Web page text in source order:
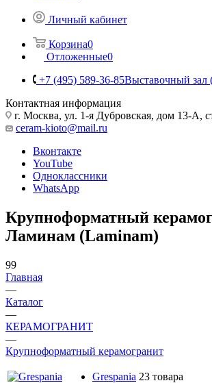
Личный кабинет
Корзина0
Отложенные0
+7 (495) 589-36-85Выставочный
Контактная информация
г. Москва, ул. 1-я Дубровская, дом 13-А,
ceram-kioto@mail.ru
Вконтакте
YouTube
Одноклассники
WhatsApp
Крупноформатный
Ламинам (Laminam)
99
Главная
—
Каталог
—
КЕРАМОГРАНИТ
—
Крупноформатный керамогранит
Grespania 23 товара